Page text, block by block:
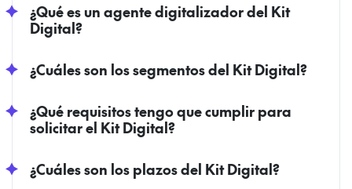
¿Qué es un agente digitalizador del Kit
Digital?
¿Cuáles son los segmentos del Kit Digital?
¿Qué requisitos tengo que cumplir para
solicitar el Kit Digital?
¿Cuáles son los plazos del Kit Digital?